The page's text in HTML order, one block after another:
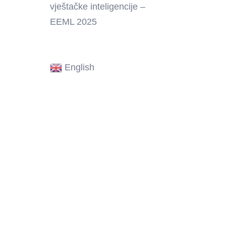
vještačke inteligencije –
EEML 2025
English